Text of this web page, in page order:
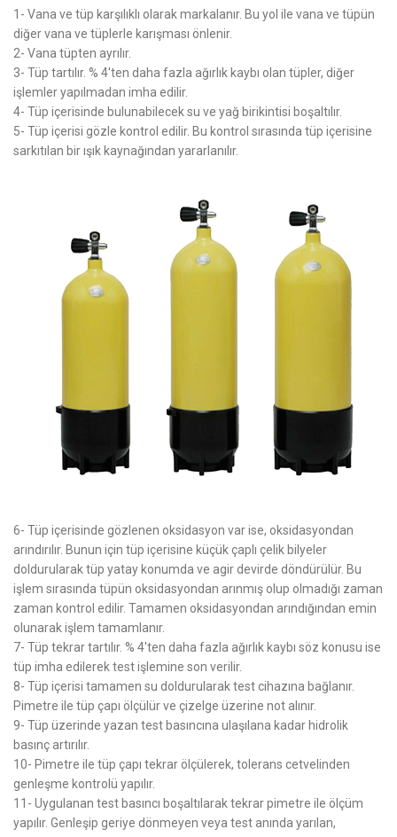
1- Vana ve tüp karşılıklı olarak markalanır. Bu yol ile vana ve tüpün
diğer vana ve tüplerle karışması önlenir.
2- Vana tüpten ayrılır.
3- Tüp tartılır. % 4'ten daha fazla ağırlık kaybı olan tüpler, diğer
işlemler yapılmadan imha edilir.
4- Tüp içerisinde bulunabilecek su ve yağ birikintisi boşaltılır.
5- Tüp içerisi gözle kontrol edilir. Bu kontrol sırasında tüp içerisine
sarkıtılan bir ışık kaynağından yararlanılır.
6- Tüp içerisinde gözlenen oksidasyon var ise, oksidasyondan
arındırılır. Bunun için tüp içerisine küçük çaplı çelik bilyeler
doldurularak tüp yatay konumda ve agir devirde döndürülür. Bu
işlem sırasında tüpün oksidasyondan arınmış olup olmadığı zaman
zaman kontrol edilir. Tamamen oksidasyondan arındığından emin
olunarak işlem tamamlanır.
7- Tüp tekrar tartılır. % 4'ten daha fazla ağırlık kaybı söz konusu ise
tüp imha edilerek test işlemine son verilir.
8- Tüp içerisi tamamen su doldurularak test cihazına bağlanır.
Pimetre ile tüp çapı ölçülür ve çizelge üzerine not alınır.
9- Tüp üzerinde yazan test basıncına ulaşılana kadar hidrolik
basınç artırılır.
10- Pimetre ile tüp çapı tekrar ölçülerek, tolerans cetvelinden
genleşme kontrolü yapılır.
11- Uygulanan test basıncı boşaltılarak tekrar pimetre ile ölçüm
yapılır. Genleşip geriye dönmeyen veya test anında yarılan,